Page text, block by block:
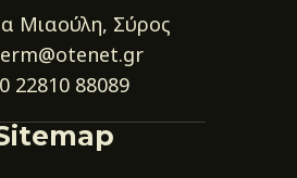
Μιαούλη, Σύρος
22810 88089